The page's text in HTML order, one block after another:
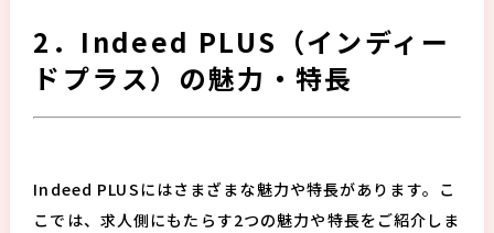
2．Indeed PLUS（インディー
ドプラス）の魅力・特長
Indeed PLUSにはさまざまな魅力や特長があります。こ
こでは、求人側にもたらす2つの魅力や特長をご紹介しま